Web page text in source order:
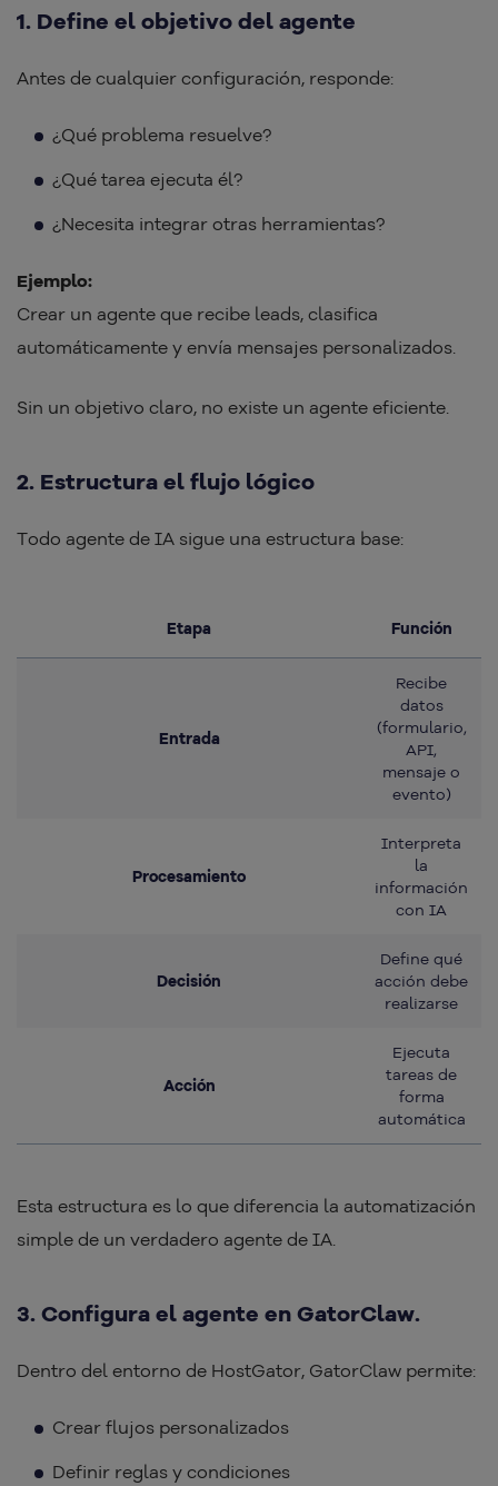
1. Define el objetivo del agente
Antes de cualquier configuración, responde:
¿Qué problema resuelve?
¿Qué tarea ejecuta él?
¿Necesita integrar otras herramientas?
Ejemplo:
Crear un agente que recibe leads, clasifica
automáticamente y envía mensajes personalizados.
Sin un objetivo claro, no existe un agente eficiente.
2. Estructura el flujo lógico
Todo agente de IA sigue una estructura base:
Etapa Función
Entrada
Recibe
datos
(formulario,
API,
mensaje o
evento)
Procesamiento
Interpreta
la
información
con IA
Decisión
Define qué
acción debe
realizarse
Acción
Ejecuta
tareas de
forma
automática
Esta estructura es lo que diferencia la automatización
simple de un verdadero agente de IA.
3. Configura el agente en GatorClaw.
Dentro del entorno de HostGator, GatorClaw permite:
Crear flujos personalizados
Definir reglas y condiciones